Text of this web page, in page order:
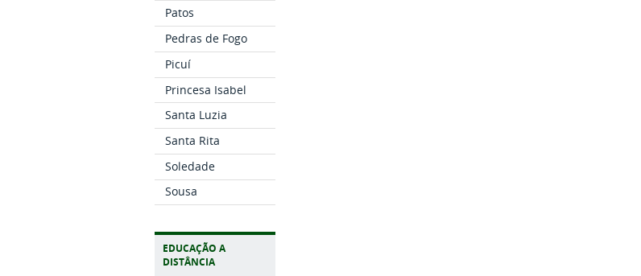
Patos
Pedras de Fogo
Picuí
Princesa Isabel
Santa Luzia
Santa Rita
Soledade
Sousa
EDUCAÇÃO A
DISTÂNCIA